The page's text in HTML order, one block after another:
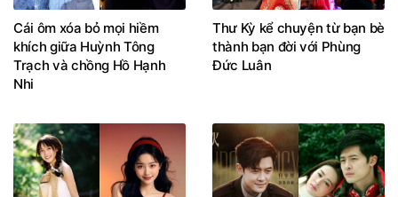
Cái ôm xóa bỏ mọi hiềm
khích giữa Huỳnh Tông
Trạch và chồng Hồ Hạnh
Nhi
Thư Kỳ kể chuyện từ bạn bè
thành bạn đời với Phùng
Đức Luân